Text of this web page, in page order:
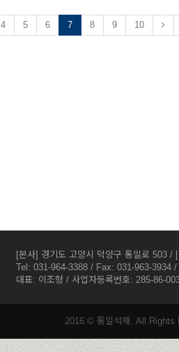
4 5 6 7 8 9 10
[본사] 경기도 고양시 덕양구 통일로 503 /
Tel: 031-964-3388 / Fax: 031-963-3934
대표: 이조형 / 사업자등록번호: 285-86-
2016 © 통일석재. All Rights